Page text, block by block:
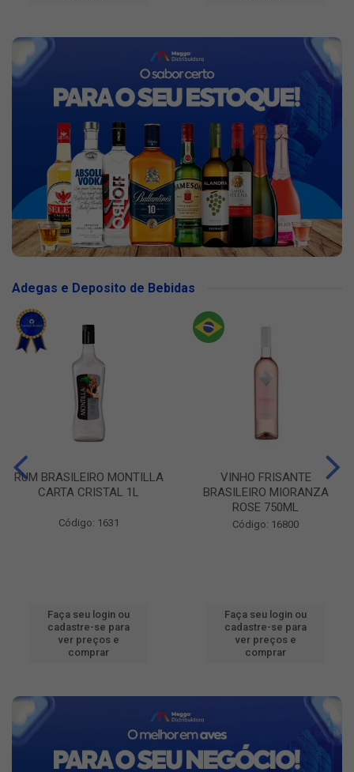
Adegas e Deposito de Bebidas
RUM BRASILEIRO MONTILLA
CARTA CRISTAL 1L
Código: 1631
Faça seu login ou
cadastre-se para
ver preços e
comprar
VINHO FRISANTE
BRASILEIRO MIORANZA
ROSE 750ML
Código: 16800
Faça seu login ou
cadastre-se para
ver preços e
comprar